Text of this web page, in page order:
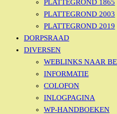
PLATTEGROND 1865
PLATTEGROND 2003
PLATTEGROND 2019
DORPSRAAD
DIVERSEN
WEBLINKS NAAR
INFORMATIE
COLOFON
INLOGPAGINA
WP-HANDBOEKEN